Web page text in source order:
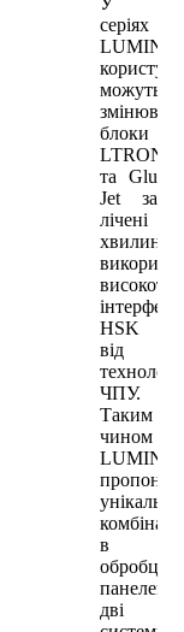
серіях
LUMINA
можуть
блоки
LTRONIC
та Glu
Jet за
лічені
хвилини,
інтерфейс
HSK
від
технології
ЧПУ.
Таким
чином
LUMINA
пропонує
унікальну
в
обробці
панелей:
дві